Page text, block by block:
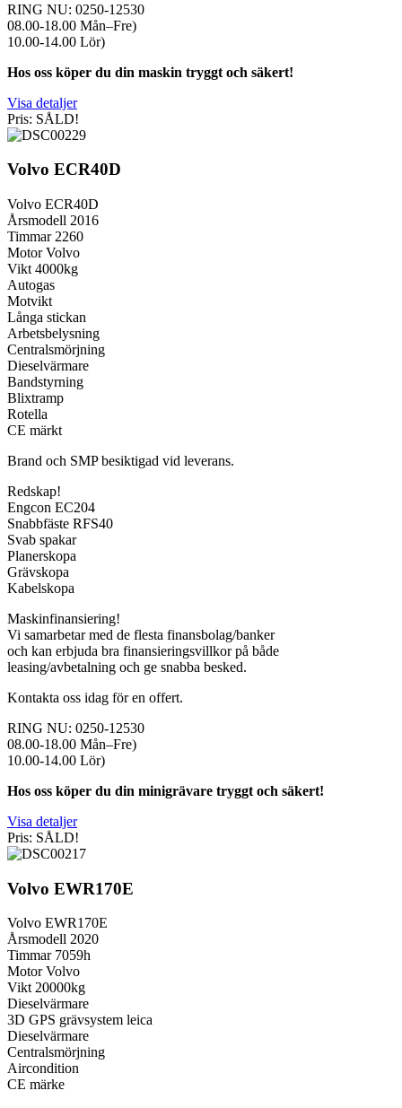
RING NU: 0250-12530
08.00-18.00 Mån–Fre)
10.00-14.00 Lör)
Hos oss köper du din maskin tryggt och säkert!
Visa detaljer
Pris: SÅLD!
Volvo ECR40D
Volvo ECR40D
Årsmodell 2016
Timmar 2260
Motor Volvo
Vikt 4000kg
Autogas
Motvikt
Långa stickan
Arbetsbelysning
Centralsmörjning
Dieselvärmare
Bandstyrning
Blixtramp
Rotella
CE märkt
Brand och SMP besiktigad vid leverans.
Redskap!
Engcon EC204
Snabbfäste RFS40
Svab spakar
Planerskopa
Grävskopa
Kabelskopa
Maskinfinansiering!
Vi samarbetar med de flesta finansbolag/banker
och kan erbjuda bra finansieringsvillkor på både
leasing/avbetalning och ge snabba besked.
Kontakta oss idag för en offert.
RING NU: 0250-12530
08.00-18.00 Mån–Fre)
10.00-14.00 Lör)
Hos oss köper du din minigrävare tryggt och säkert!
Visa detaljer
Pris: SÅLD!
Volvo EWR170E
Volvo EWR170E
Årsmodell 2020
Timmar 7059h
Motor Volvo
Vikt 20000kg
Dieselvärmare
3D GPS grävsystem leica
Dieselvärmare
Centralsmörjning
Aircondition
CE märke